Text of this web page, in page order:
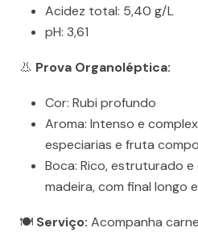
Acidez total: 5,40 g/L
pH: 3,61
👃 Prova Organoléptica:
Cor: Rubi profundo
Aroma: Intenso e
especiarias e fruta
Boca: Rico, estruturado
madeira, com final longo
🍽️ Serviço: Acompanha